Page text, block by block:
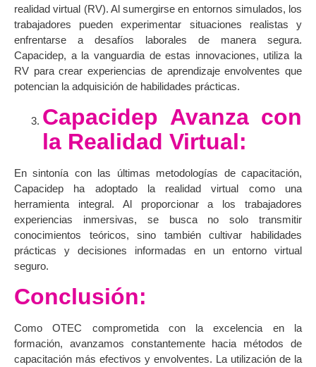
realidad virtual (RV). Al sumergirse en entornos simulados, los
trabajadores pueden experimentar situaciones realistas y
enfrentarse a desafíos laborales de manera segura.
Capacidep, a la vanguardia de estas innovaciones, utiliza la
RV para crear experiencias de aprendizaje envolventes que
potencian la adquisición de habilidades prácticas.
Capacidep Avanza con
la Realidad Virtual:
En sintonía con las últimas metodologías de capacitación,
Capacidep ha adoptado la realidad virtual como una
herramienta integral. Al proporcionar a los trabajadores
experiencias inmersivas, se busca no solo transmitir
conocimientos teóricos, sino también cultivar habilidades
prácticas y decisiones informadas en un entorno virtual
seguro.
Conclusión:
Como OTEC comprometida con la excelencia en la
formación, avanzamos constantemente hacia métodos de
capacitación más efectivos y envolventes. La utilización de la